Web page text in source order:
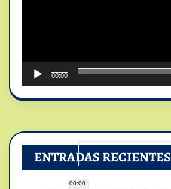
00:00
00:00
ENTRADAS RECIENTES